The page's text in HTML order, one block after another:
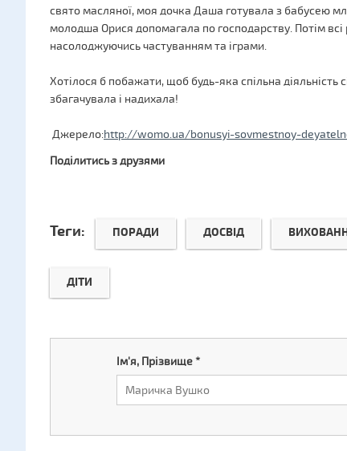
свято масляної, моя дочка Даша готувала з бабусею
молодша Орися допомагала по господарству. Потім
насолоджуючись частуванням та іграми.
Хотілося б побажати, щоб будь-яка спільна діяльність
збагачувала і надихала!
Джерело:http://womo.ua/bonusyi-sovmestnoy-
Поділитись з друзями
Теги: ПОРАДИ ДОСВІД
ДІТИ
Ім'я, Прізвище*